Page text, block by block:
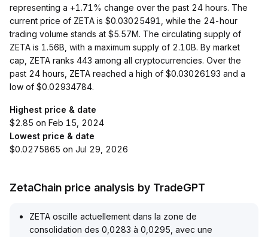
representing a +1.71% change over the past 24 hours. The
current price of ZETA is $0.03025491, while the 24-hour
trading volume stands at $5.57M. The circulating supply of
ZETA is 1.56B, with a maximum supply of 2.10B. By market
cap, ZETA ranks 443 among all cryptocurrencies. Over the
past 24 hours, ZETA reached a high of $0.03026193 and a
low of $0.02934784.
Highest price & date
$2.85 on Feb 15, 2024
Lowest price & date
$0.0275865 on Jul 29, 2026
ZetaChain price analysis by TradeGPT
ZETA oscille actuellement dans la zone de
consolidation des 0,0283 à 0,0295, avec une